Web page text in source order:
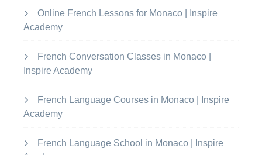
Online French Lessons for Monaco | Inspire
Academy
French Conversation Classes in Monaco |
Inspire Academy
French Language Courses in Monaco | Inspire
Academy
French Language School in Monaco | Inspire